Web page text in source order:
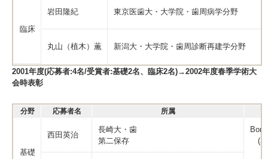
臨床
岩田隆紀 東京医歯大・大学院・歯周病学分野
丸山（植木）薫 新潟大・大学院・歯周診断再建学分野
2001年度(応募者:4名/受賞者:基礎2名、臨床2名)→2002年度春季学術大
会時表彰
分野 応募者名 所属
基礎
西田英治
長崎大・歯
第二保存